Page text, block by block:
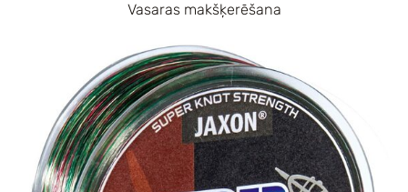
Vasaras makšķerēšana